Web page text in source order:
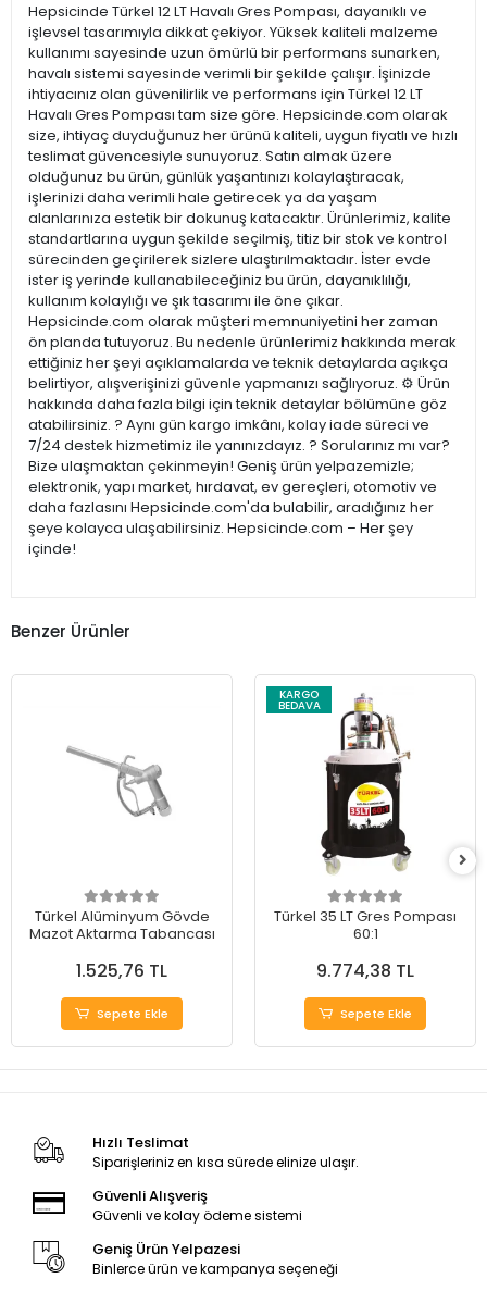
Hepsicinde Türkel 12 LT Havalı Gres Pompası, dayanıklı ve
işlevsel tasarımıyla dikkat çekiyor. Yüksek kaliteli malzeme
kullanımı sayesinde uzun ömürlü bir performans sunarken,
havalı sistemi sayesinde verimli bir şekilde çalışır. İşinizde
ihtiyacınız olan güvenilirlik ve performans için Türkel 12 LT
Havalı Gres Pompası tam size göre. Hepsicinde.com olarak
size, ihtiyaç duyduğunuz her ürünü kaliteli, uygun fiyatlı ve hızlı
teslimat güvencesiyle sunuyoruz. Satın almak üzere
olduğunuz bu ürün, günlük yaşantınızı kolaylaştıracak,
işlerinizi daha verimli hale getirecek ya da yaşam
alanlarınıza estetik bir dokunuş katacaktır. Ürünlerimiz, kalite
standartlarına uygun şekilde seçilmiş, titiz bir stok ve kontrol
sürecinden geçirilerek sizlere ulaştırılmaktadır. İster evde
ister iş yerinde kullanabileceğiniz bu ürün, dayanıklılığı,
kullanım kolaylığı ve şık tasarımı ile öne çıkar.
Hepsicinde.com olarak müşteri memnuniyetini her zaman
ön planda tutuyoruz. Bu nedenle ürünlerimiz hakkında merak
ettiğiniz her şeyi açıklamalarda ve teknik detaylarda açıkça
belirtiyor, alışverişinizi güvenle yapmanızı sağlıyoruz. ⚙️ Ürün
hakkında daha fazla bilgi için teknik detaylar bölümüne göz
atabilirsiniz. ? Aynı gün kargo imkânı, kolay iade süreci ve
7/24 destek hizmetimiz ile yanınızdayız. ? Sorularınız mı var?
Bize ulaşmaktan çekinmeyin! Geniş ürün yelpazemizle;
elektronik, yapı market, hırdavat, ev gereçleri, otomotiv ve
daha fazlasını Hepsicinde.com'da bulabilir, aradığınız her
şeye kolayca ulaşabilirsiniz. Hepsicinde.com – Her şey
içinde!
Benzer Ürünler
Türkel Alüminyum Gövde
Mazot Aktarma Tabancası
1.525,76 TL
Sepete Ekle
KARGO
BEDAVA
Türkel 35 LT Gres Pompası
60:1
9.774,38 TL
Sepete Ekle
Hızlı Teslimat
Siparişleriniz en kısa sürede elinize ulaşır.
Güvenli Alışveriş
Güvenli ve kolay ödeme sistemi
Geniş Ürün Yelpazesi
Binlerce ürün ve kampanya seçeneği